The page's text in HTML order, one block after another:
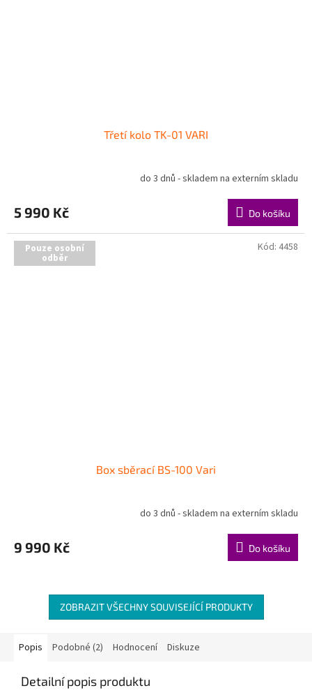
Třetí kolo TK-01 VARI
do 3 dnů - skladem na externím skladu
5 990 Kč Do košíku
Pouze osobní
odběr
Box sběrací BS-100 Vari
do 3 dnů - skladem na externím skladu
9 990 Kč Do košíku
Kód: 4458
ZOBRAZIT VŠECHNY SOUVISEJÍCÍ PRODUKTY
Popis Podobné (2) Hodnocení Diskuze
Detailní popis produktu